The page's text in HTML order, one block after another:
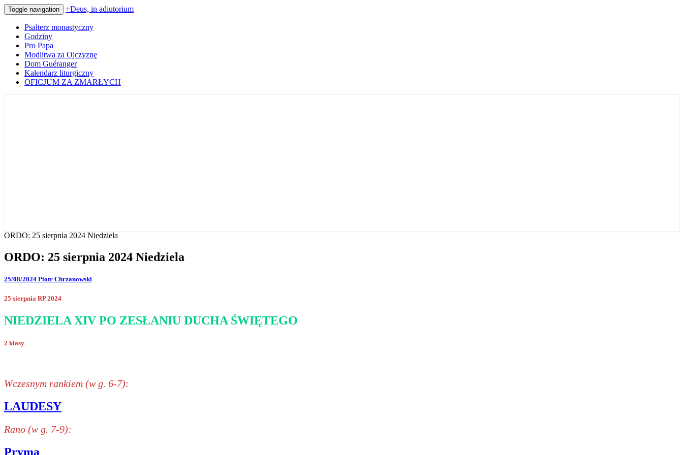
Toggle navigation +Deus, in adiutorium
Psałterz monastyczny
Godziny
Pro Papa
Modlitwa za Ojczyznę
Dom Guéranger
Kalendarz liturgiczny
OFICJUM ZA ZMARŁYCH
ORDO: 25 sierpnia 2024 Niedziela
ORDO: 25 sierpnia 2024 Niedziela
25/08/2024 Piotr Chrzanowski
25 sierpnia RP 2024
NIEDZIELA XIV PO ZESŁANIU DUCHA ŚWIĘTEGO
2 klasy
Wczesnym rankiem (w g. 6-7):
LAUDESY
Rano (w g. 7-9):
Pryma